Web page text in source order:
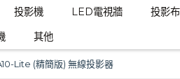
投影機 LED電視牆 投影
其他
Lite (精簡版) 無線投影器